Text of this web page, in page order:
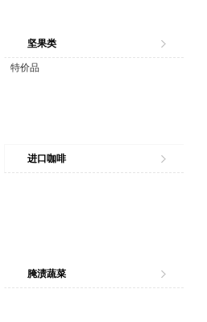
坚果类
特价品
进口咖啡
腌渍蔬菜